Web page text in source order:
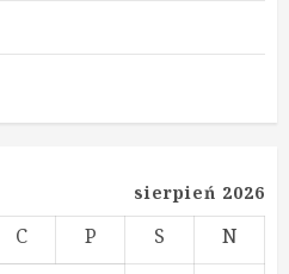
sierpień 2026
C P S
N